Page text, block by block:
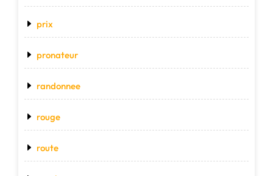
prix
pronateur
randonnee
rouge
route